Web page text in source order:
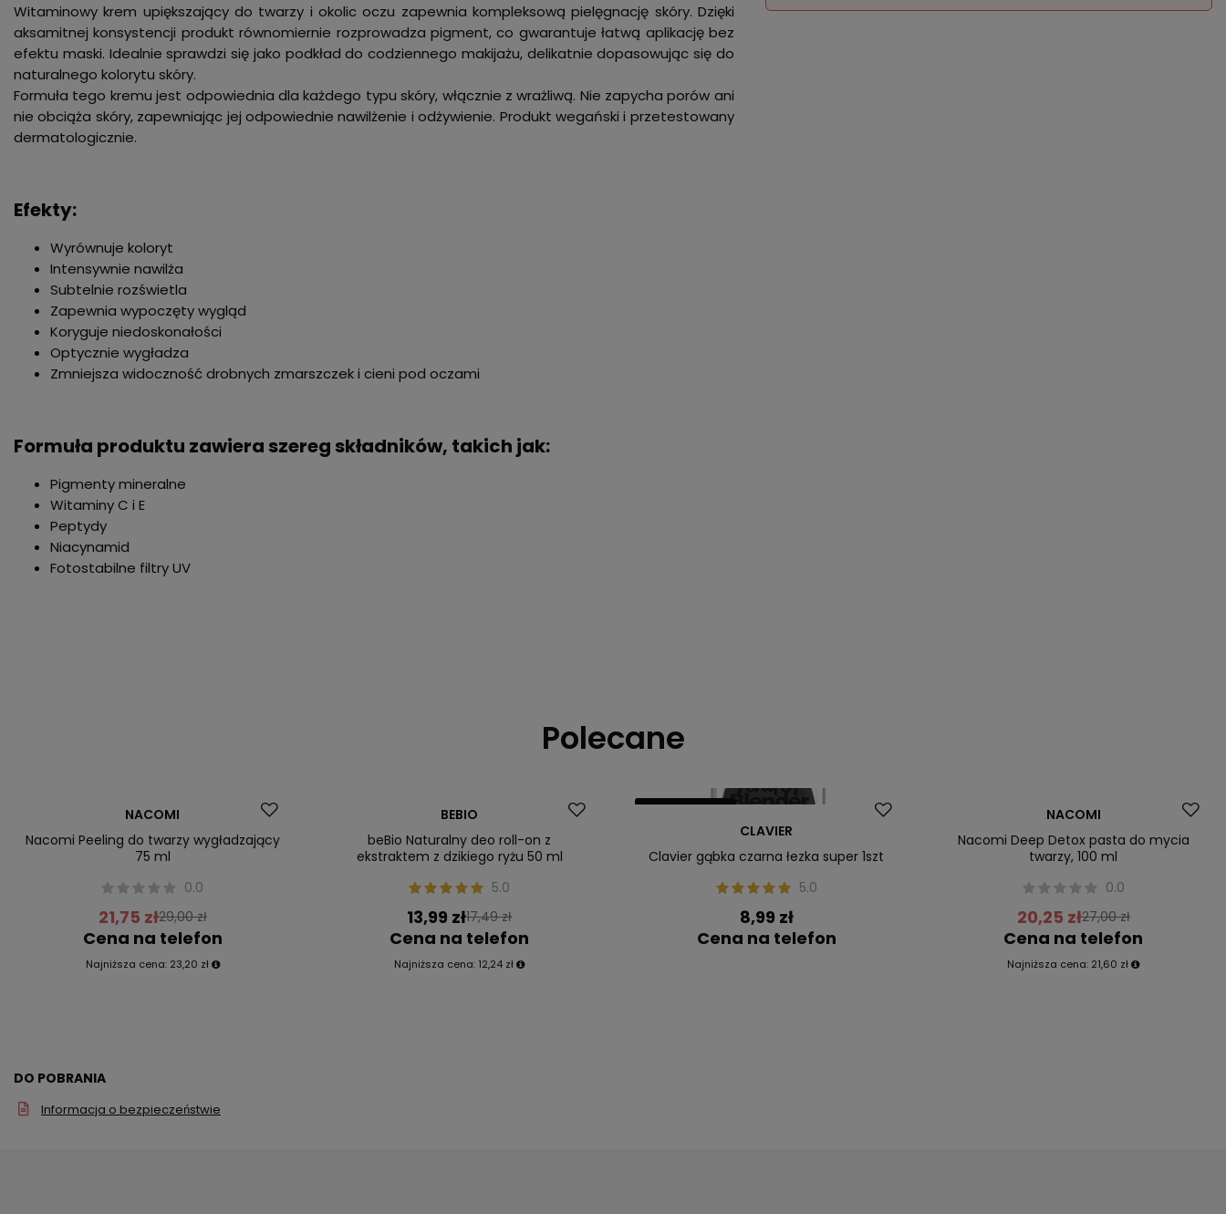
Witaminowy krem upiększający do twarzy i okolic oczu zapewnia kompleksową pielęgnację skóry. Dzięki
aksamitnej konsystencji produkt równomiernie rozprowadza pigment, co gwarantuje łatwą aplikację bez
efektu maski. Idealnie sprawdzi się jako podkład do codziennego makijażu, delikatnie dopasowując się do
naturalnego kolorytu skóry.
Formuła tego kremu jest odpowiednia dla każdego typu skóry, włącznie z wrażliwą. Nie zapycha porów ani
nie obciąża skóry, zapewniając jej odpowiednie nawilżenie i odżywienie. Produkt wegański i przetestowany
dermatologicznie.
Efekty:
Wyrównuje koloryt
Intensywnie nawilża
Subtelnie rozświetla
Zapewnia wypoczęty wygląd
Koryguje niedoskonałości
Optycznie wygładza
Zmniejsza widoczność drobnych zmarszczek i cieni pod oczami
Formuła produktu zawiera szereg składników, takich jak:
Pigmenty mineralne
Witaminy C i E
Peptydy
Niacynamid
Fotostabilne filtry UV
Polecane
NACOMI
Nacomi Peeling do twarzy wygładzający
75 ml
0.0
21,75 zł29,00 zł
Cena na telefon
Najniższa cena: 23,20 zł
BEBIO
beBio Naturalny deo roll-on z
ekstraktem z dzikiego ryżu 50 ml
5.0
13,99 zł17,49 zł
Cena na telefon
Najniższa cena: 12,24 zł
Nasz bestseller
CLAVIER
Clavier gąbka czarna łezka super 1szt
5.0
8,99 zł
Cena na telefon
NACOMI
Nacomi Deep Detox pasta do mycia
twarzy, 100 ml
0.0
20,25 zł27,00 zł
Cena na telefon
Najniższa cena: 21,60 zł
DO POBRANIA
Informacja o bezpieczeństwie